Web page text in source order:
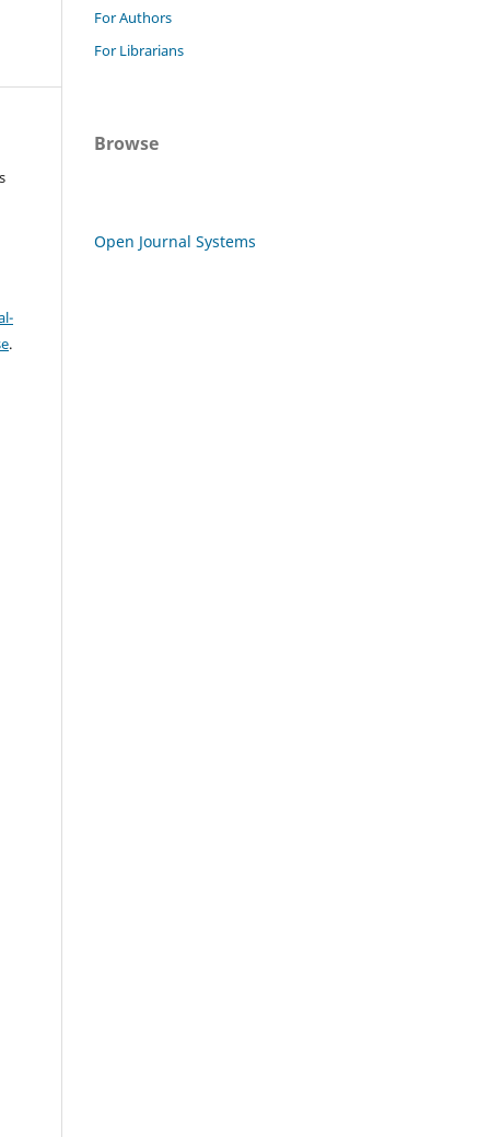
.
For Authors
For Librarians
Browse
Open Journal Systems